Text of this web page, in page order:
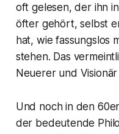
oft gelesen, der ihn
öfter gehört, selbst
hat, wie fassungslos
stehen. Das
Neuerer und
Und noch in den
der bedeutende